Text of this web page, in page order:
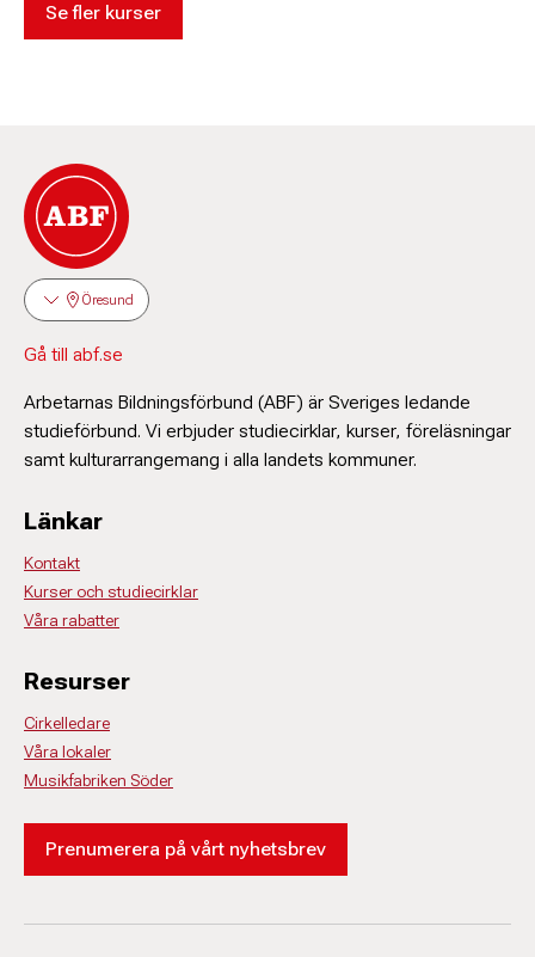
Se fler kurser
Öresund
Gå till abf.se
Arbetarnas Bildningsförbund (ABF) är Sveriges ledande
studieförbund. Vi erbjuder studiecirklar, kurser, föreläsningar
samt kulturarrangemang i alla landets kommuner.
Länkar
Kontakt
Kurser och studiecirklar
Våra rabatter
Resurser
Cirkelledare
Våra lokaler
Musikfabriken Söder
Prenumerera på vårt nyhetsbrev